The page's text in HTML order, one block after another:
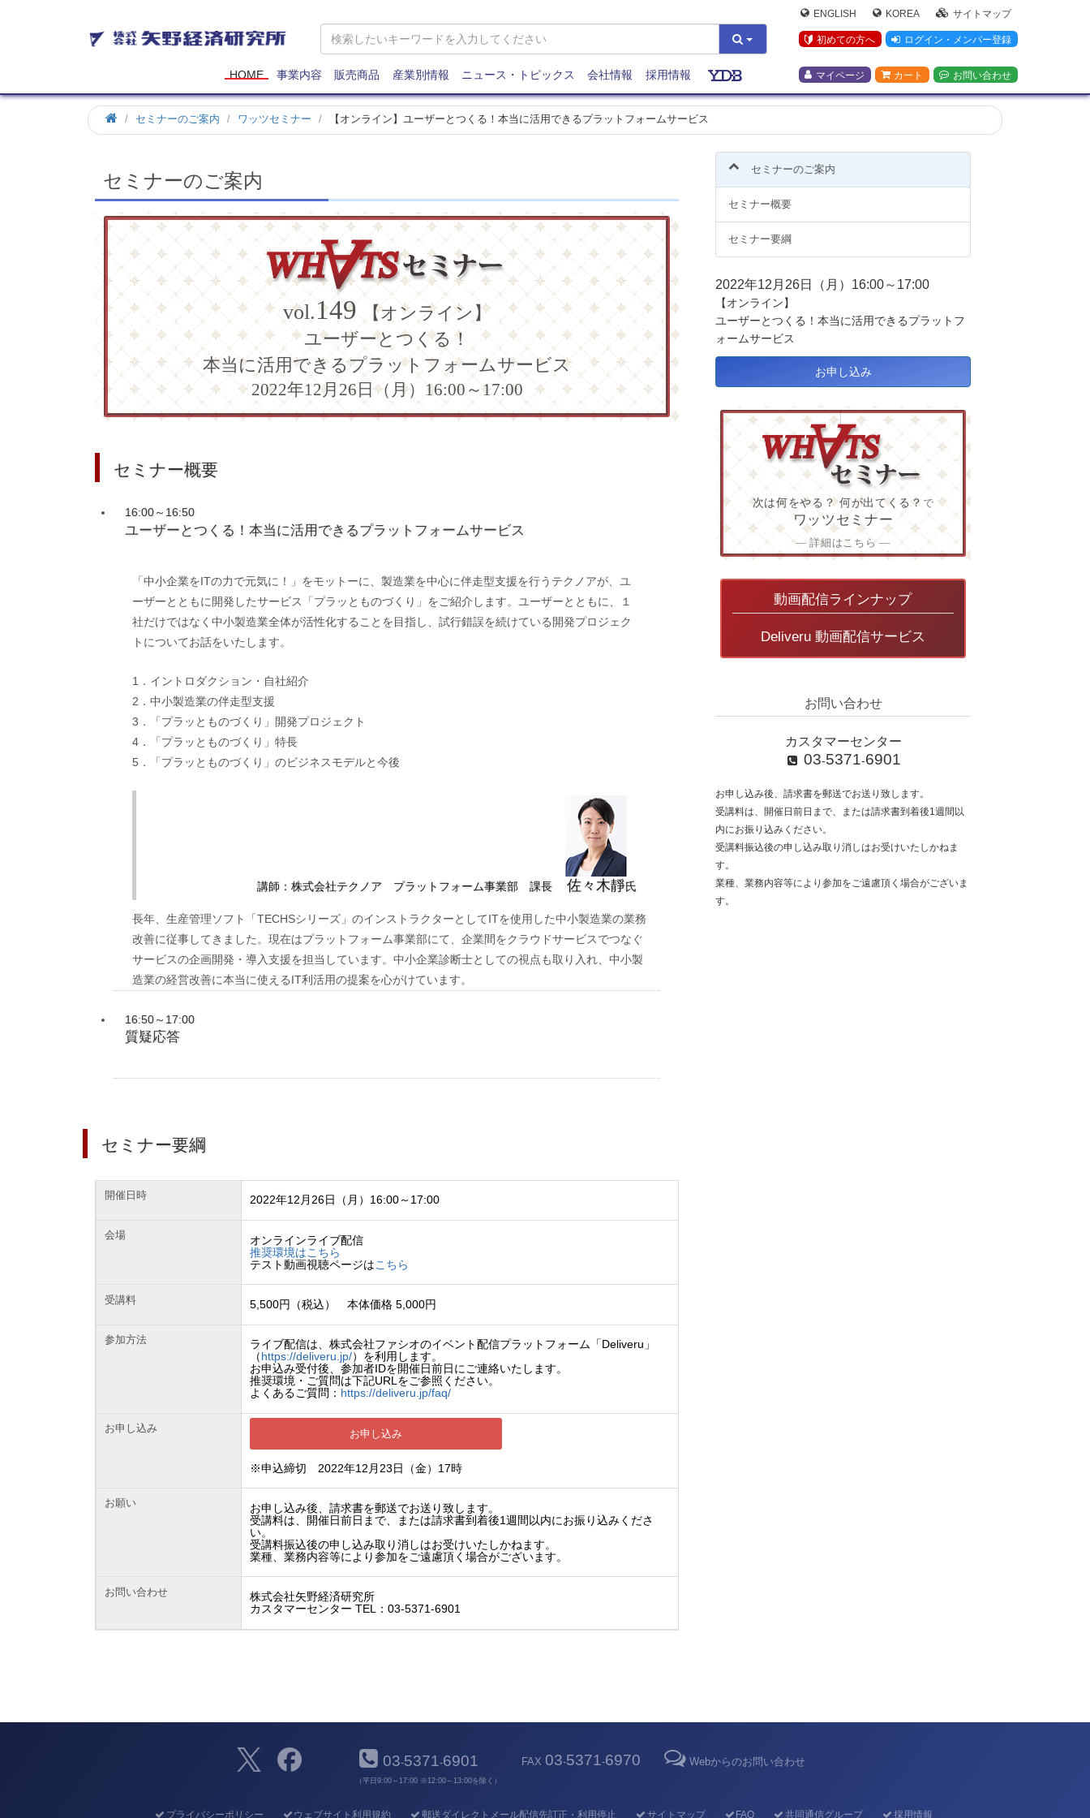
矢
野
研
究
所
ENGLISH KOREA サイトマップ
初めての方へ ログイン・メンバー登録
マイページ カート お問い合わせ
HOME 事業内容 販売商品 産業別情報 ニュース・トピックス 会社情報 採用情報
ホ
ー
セミナーのご案内 ワッツセミナー 【オンライン】ユーザーとつくる！本当に活用できるプラットフォームサービス
セミナーのご案内
vol.149 【オンライン】
ユーザーとつくる！
本当に活用できるプラットフォームサービス
2022年12月26日（月）16:00～17:00
セミナー概要
16:00～16:50
ユーザーとつくる！本当に活用できるプラットフォームサービス
「中小企業をITの力で元気に！」をモットーに、製造業を中心に伴走型支援を行うテクノアが、ユ
ーザーとともに開発したサービス「プラッとものづくり」をご紹介します。ユーザーとともに、１
社だけではなく中小製造業全体が活性化することを目指し、試行錯誤を続けている開発プロジェク
トについてお話をいたします。
1．イントロダクション・自社紹介
2．中小製造業の伴走型支援
3．「プラッとものづくり」開発プロジェクト
4．「プラッとものづくり」特長
5．「プラッとものづくり」のビジネスモデルと今後
講師：株式会社テクノア プラットフォーム事業部 課長 佐々木靜氏
長年、生産管理ソフト「TECHSシリーズ」のインストラクターとしてITを使用した中小製造業の業務
改善に従事してきました。現在はプラットフォーム事業部にて、企業間をクラウドサービスでつなぐ
サービスの企画開発・導入支援を担当しています。中小企業診断士としての視点も取り入れ、中小製
造業の経営改善に本当に使えるIT利活用の提案を心がけています。
16:50～17:00
質疑応答
セミナー要綱
開催日時 2022年12月26日（月）16:00～17:00
会場
オンラインライブ配信
推奨環境はこちら
テスト動画視聴ページはこちら
受講料 5,500円（税込） 本体価格 5,000円
参加方法
ライブ配信は、株式会社ファシオのイベント配信プラットフォーム「Deliveru」
（https://deliveru.jp/）を利用します。
お申込み受付後、参加者IDを開催日前日にご連絡いたします。
推奨環境・ご質問は下記URLをご参照ください。
よくあるご質問： https://deliveru.jp/faq/
お申し込み お申し込み
※申込締切 2022年12月23日（金）17時
お願い
お申し込み後、請求書を郵送でお送り致します。
受講料は、開催日前日まで、または請求書到着後1週間以内にお振り込みくださ
い。
受講料振込後の申し込み取り消しはお受けいたしかねます。
業種、業務内容等により参加をご遠慮頂く場合がございます。
お問い合わせ
株式会社矢野経済研究所
カスタマーセンター TEL：03-5371-6901
セミナーのご案内
セミナー概要
セミナー要綱
2022年12月26日（月）16:00～17:00
【オンライン】
ユーザーとつくる！本当に活用できるプラットフ
ォームサービス
お申し込み
次は何をやる？ 何が出てくる？ で
ワッツセミナー
― 詳細はこちら ―
動画配信ラインナップ
Deliveru 動画配信サービス
お問い合わせ
カスタマーセンター
03-5371-6901
お申し込み後、請求書を郵送でお送り致します。
受講料は、開催日前日まで、または請求書到着後1週間以
内にお振り込みください。
受講料振込後の申し込み取り消しはお受けいたしかねま
す。
業種、業務内容等により参加をご遠慮頂く場合がございま
す。
03-5371-6901
（平日9:00～17:00 ※12:00～13:00を除く）
FAX 03-5371-6970 Webからのお問い合わせ
プライバシーポリシー ウェブサイト利用規約 郵送ダイレクトメール配信先訂正・利用停止 サイトマップ FAQ 共同通信グループ 採用情報